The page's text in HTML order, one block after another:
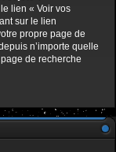
lien « Voir vos
sur le lien
propre page de
n’importe quelle
de recherche